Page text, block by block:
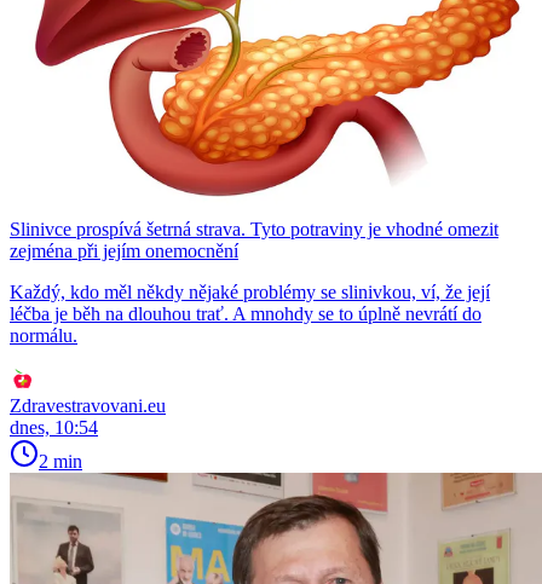
Slinivce prospívá šetrná strava. Tyto potraviny je vhodné omezit
zejména při jejím onemocnění
Každý, kdo měl někdy nějaké problémy se slinivkou, ví, že její
léčba je běh na dlouhou trať. A mnohdy se to úplně nevrátí do
normálu.
Zdravestravovani.eu
dnes, 10:54
2 min